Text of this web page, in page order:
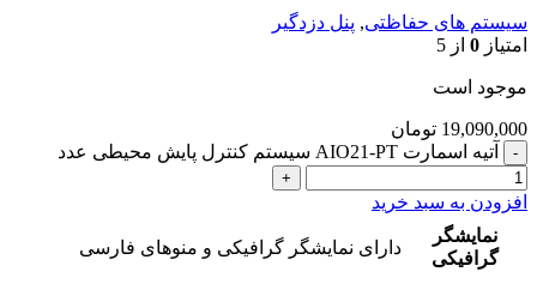
سیستم های حفاظتی, پنل دزدگیر
امتیاز 0 از 5
موجود است
19,090,000 تومان
آتیه اسمارت AIO21-PT سیستم کنترل پایش محیطی عدد
افزودن به سبد خرید
نمایشگر
گرافیکی
دارای نمایشگر گرافیکی و منوهای فارسی